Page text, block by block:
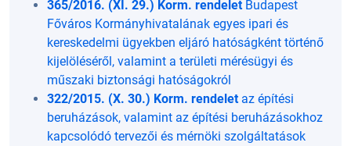
365/2016. (XI. 29.) Korm. rendeletBudapest
Főváros Kormányhivatalának egyes ipari és
kereskedelmi ügyekben eljáró hatóságként történő
kijelöléséről, valamint a területi mérésügyi és
műszaki biztonsági hatóságokról
322/2015. (X. 30.) Korm. rendeletaz építési
beruházások, valamint az építési beruházásokhoz
kapcsolódó tervezői és mérnöki szolgáltatások